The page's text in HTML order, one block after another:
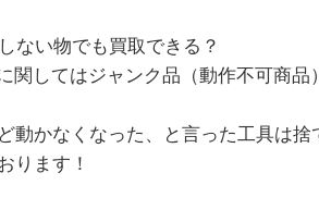
ない物でも買取できる？
関してはジャンク品（動作不可商
かなくなった、と言った工具は捨
ります！